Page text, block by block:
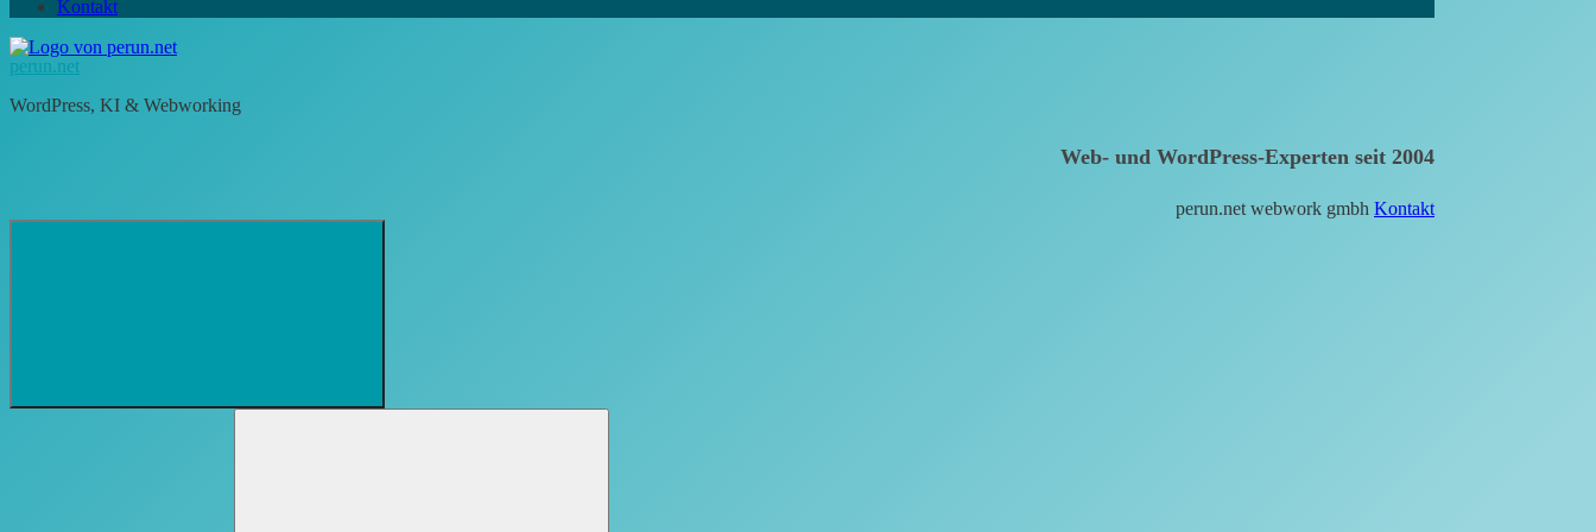
Kontakt
perun.net
WordPress, KI & Webworking
Web- und WordPress-Experten seit 2004
perun.net webwork gmbh Kontakt
Suchformular